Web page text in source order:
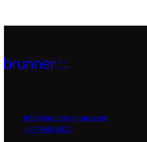
info@brunner-group.com
+49 7844 402 0